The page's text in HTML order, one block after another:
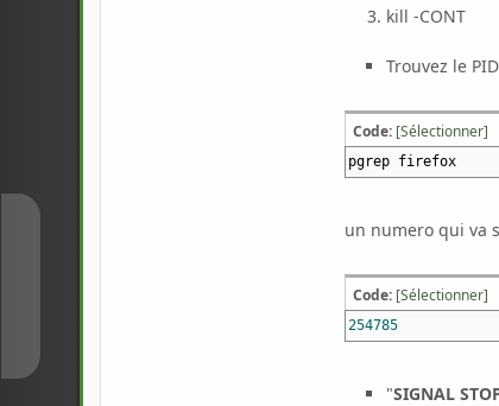
kill -CONT
Trouvez le
Code: [Sélectionner]
pgrep firefox
un numero qui va
Code: [Sélectionner]
254785
"SIGNAL